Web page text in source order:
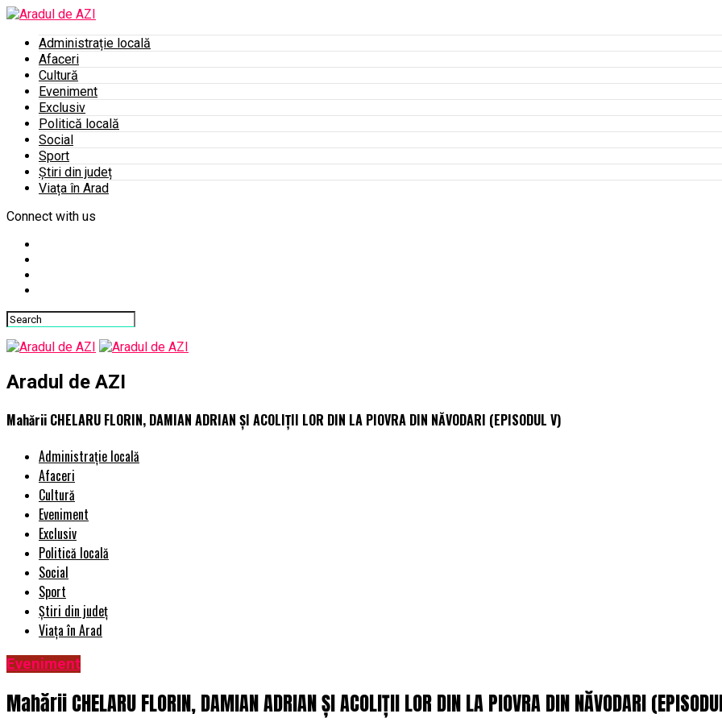
Administrație locală
Afaceri
Cultură
Eveniment
Exclusiv
Politică locală
Social
Sport
Știri din județ
Viața în Arad
Connect with us
Aradul de AZI
Mahării CHELARU FLORIN, DAMIAN ADRIAN ȘI ACOLIȚII LOR DIN LA PIOVRA DIN NĂVODARI (EPISODUL V)
Administrație locală
Afaceri
Cultură
Eveniment
Exclusiv
Politică locală
Social
Sport
Știri din județ
Viața în Arad
Eveniment
Mahării CHELARU FLORIN, DAMIAN ADRIAN ȘI ACOLIȚII LOR DIN LA PIOVRA DIN NĂVODARI